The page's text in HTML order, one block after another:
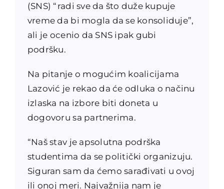
(SNS) “radi sve da što duže kupuje
vreme da bi mogla da se konsoliduje”,
ali je ocenio da SNS ipak gubi
podršku.
Na pitanje o mogućim koalicijama
Lazović je rekao da će odluka o načinu
izlaska na izbore biti doneta u
dogovoru sa partnerima.
“Naš stav je apsolutna podrška
studentima da se politički organizuju.
Siguran sam da ćemo sarađivati u ovoj
ili onoj meri. Najvažnija nam je